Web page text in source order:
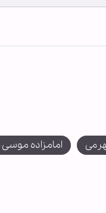
امامزاده